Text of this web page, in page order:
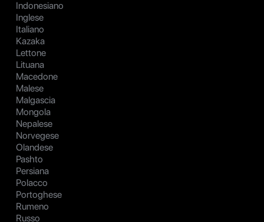
Indonesiano
Inglese
Italiano
Kazaka
Lettone
Lituana
Macedone
Malese
Malgascia
Mongola
Nepalese
Norvegese
Olandese
Pashto
Persiana
Polacco
Portoghese
Rumeno
Russo